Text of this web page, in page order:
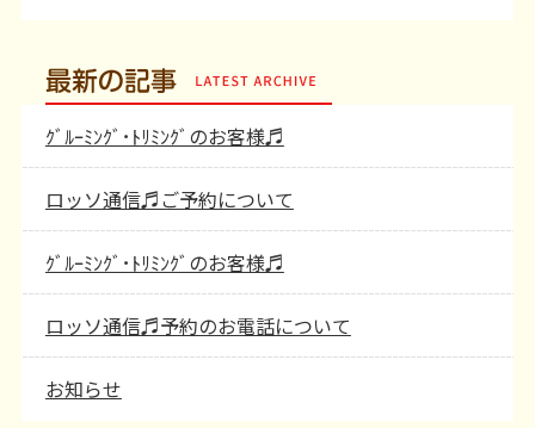
最新の記事
ｸﾞﾙｰﾐﾝｸﾞ･ﾄﾘﾐﾝｸﾞのお客様♬
ロッソ通信♬ご予約について
ｸﾞﾙｰﾐﾝｸﾞ･ﾄﾘﾐﾝｸﾞのお客様♬
ロッソ通信♬予約のお電話について
お知らせ